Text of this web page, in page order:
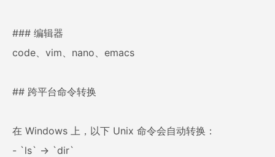
### 编辑器
code、vim、nano、emacs
## 跨平台命令转换
在 Windows 上，以下 Unix 命令会自动转换：
- `ls` → `dir`